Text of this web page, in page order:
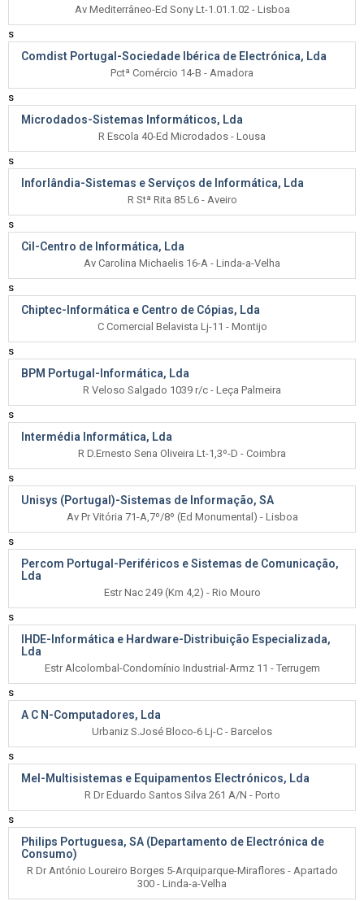
Av Mediterrâneo-Ed Sony Lt-1.01.1.02 - Lisboa
s
Comdist Portugal-Sociedade Ibérica de Electrónica, Lda
Pctª Comércio 14-B - Amadora
s
Microdados-Sistemas Informáticos, Lda
R Escola 40-Ed Microdados - Lousa
s
Inforlândia-Sistemas e Serviços de Informática, Lda
R Stª Rita 85 L6 - Aveiro
s
Cil-Centro de Informática, Lda
Av Carolina Michaelis 16-A - Linda-a-Velha
s
Chiptec-Informática e Centro de Cópias, Lda
C Comercial Belavista Lj-11 - Montijo
s
BPM Portugal-Informática, Lda
R Veloso Salgado 1039 r/c - Leça Palmeira
s
Intermédia Informática, Lda
R D.Ernesto Sena Oliveira Lt-1,3º-D - Coimbra
s
Unisys (Portugal)-Sistemas de Informação, SA
Av Pr Vitória 71-A,7º/8º (Ed Monumental) - Lisboa
s
Percom Portugal-Periféricos e Sistemas de Comunicação,
Lda
Estr Nac 249 (Km 4,2) - Rio Mouro
s
IHDE-Informática e Hardware-Distribuição Especializada,
Lda
Estr Alcolombal-Condomínio Industrial-Armz 11 - Terrugem
s
A C N-Computadores, Lda
Urbaniz S.José Bloco-6 Lj-C - Barcelos
s
Mel-Multisistemas e Equipamentos Electrónicos, Lda
R Dr Eduardo Santos Silva 261 A/N - Porto
s
Philips Portuguesa, SA (Departamento de Electrónica de
Consumo)
R Dr António Loureiro Borges 5-Arquiparque-Miraflores - Apartado
300 - Linda-a-Velha